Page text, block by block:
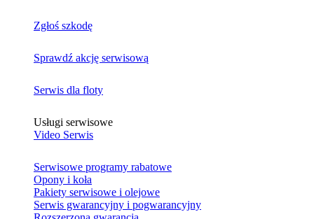
Zgłoś szkodę
Sprawdź akcję serwisową
Serwis dla floty
Usługi serwisowe
Video Serwis
Serwisowe programy rabatowe
Opony i koła
Pakiety serwisowe i olejowe
Serwis gwarancyjny i pogwarancyjny